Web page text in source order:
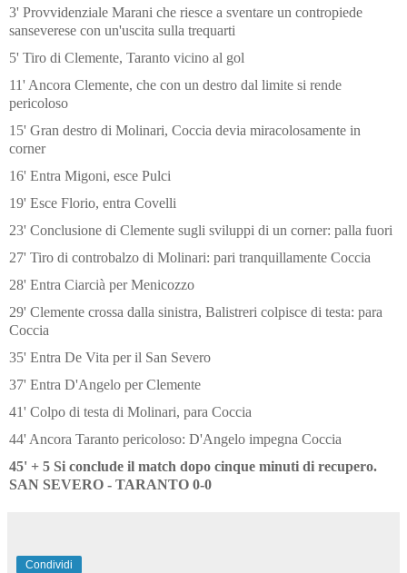
3' Provvidenziale Marani che riesce a sventare un contropiede
sanseverese con un'uscita sulla trequarti
5' Tiro di Clemente, Taranto vicino al gol
11' Ancora Clemente, che con un destro dal limite si rende
pericoloso
15' Gran destro di Molinari, Coccia devia miracolosamente in
corner
16' Entra Migoni, esce Pulci
19' Esce Florio, entra Covelli
23' Conclusione di Clemente sugli sviluppi di un corner: palla fuori
27' Tiro di controbalzo di Molinari: pari tranquillamente Coccia
28' Entra Ciarcià per Menicozzo
29' Clemente crossa dalla sinistra, Balistreri colpisce di testa: para
Coccia
35' Entra De Vita per il San Severo
37' Entra D'Angelo per Clemente
41' Colpo di testa di Molinari, para Coccia
44' Ancora Taranto pericoloso: D'Angelo impegna Coccia
45' + 5 Si conclude il match dopo cinque minuti di recupero.
SAN SEVERO - TARANTO 0-0
Condividi